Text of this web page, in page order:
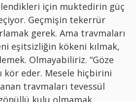
için muktedirin güç
Geçmişin tekerrür
gerek. Ama travmaları
eşitsizliğin kökeni kılmak,
Olmayabiliriz. “Göze
kör eder. Mesele hiçbirini
travmaları tevessül